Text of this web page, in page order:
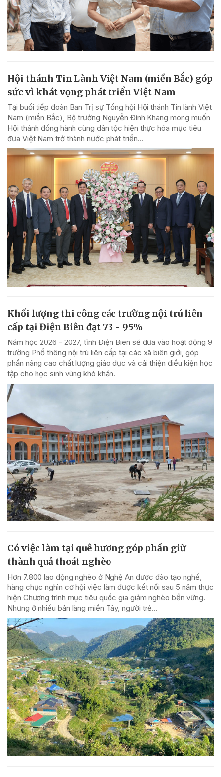
Hội thánh Tin Lành Việt Nam (miền Bắc) góp
sức vì khát vọng phát triển Việt Nam
Tại buổi tiếp đoàn Ban Trị sự Tổng hội Hội thánh Tin lành Việt
Nam (miền Bắc), Bộ trưởng Nguyễn Đình Khang mong muốn
Hội thánh đồng hành cùng dân tộc hiện thực hóa mục tiêu
đưa Việt Nam trở thành nước phát triển...
Khối lượng thi công các trường nội trú liên
cấp tại Điện Biên đạt 73 - 95%
Năm học 2026 - 2027, tỉnh Điện Biên sẽ đưa vào hoạt động 9
trường Phổ thông nội trú liên cấp tại các xã biên giới, góp
phần nâng cao chất lượng giáo dục và cải thiện điều kiện học
tập cho học sinh vùng khó khăn.
Có việc làm tại quê hương góp phần giữ
thành quả thoát nghèo
Hơn 7.800 lao động nghèo ở Nghệ An được đào tạo nghề,
hàng chục nghìn cơ hội việc làm được kết nối sau 5 năm thực
hiện Chương trình mục tiêu quốc gia giảm nghèo bền vững.
Nhưng ở nhiều bản làng miền Tây, người trẻ...